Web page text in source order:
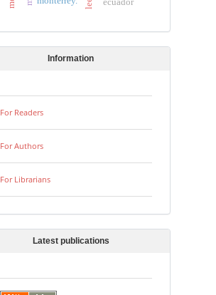
Information
For Readers
For Authors
For Librarians
Latest publications